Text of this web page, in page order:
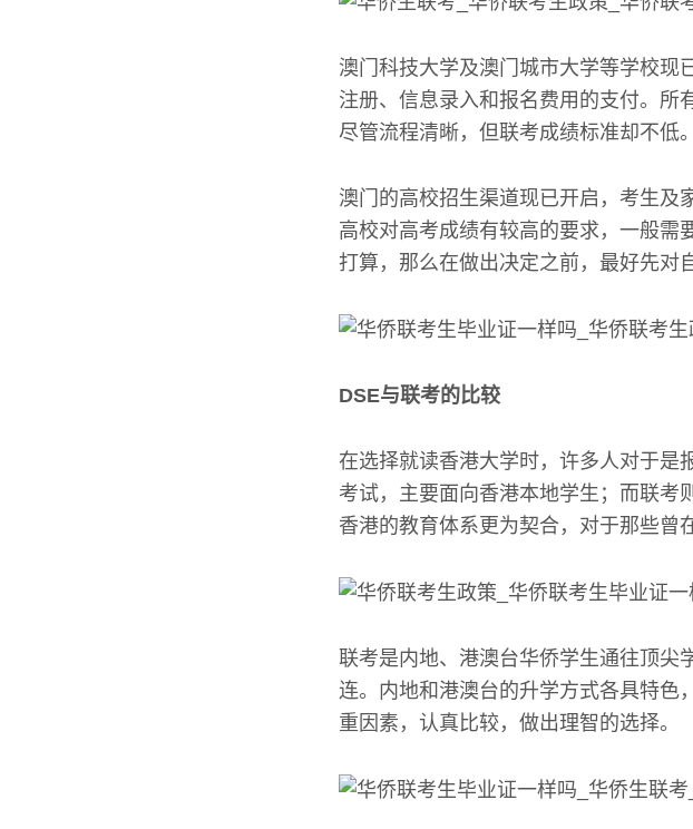
澳门科技大学及澳门城市大学等学校现
注册、信息录入和报名费用的支付。所
尽管流程清晰，但联考成绩标准却不低。
澳门的高校招生渠道现已开启，考生及
高校对高考成绩有较高的要求，一般需
打算，那么在做出决定之前，最好先对
DSE与联考的比较
在选择就读香港大学时，许多人对于是
考试，主要面向香港本地学生；而联考
香港的教育体系更为契合，对于那些曾
联考是内地、港澳台华侨学生通往顶尖
连。内地和港澳台的升学方式各具特色
重因素，认真比较，做出理智的选择。